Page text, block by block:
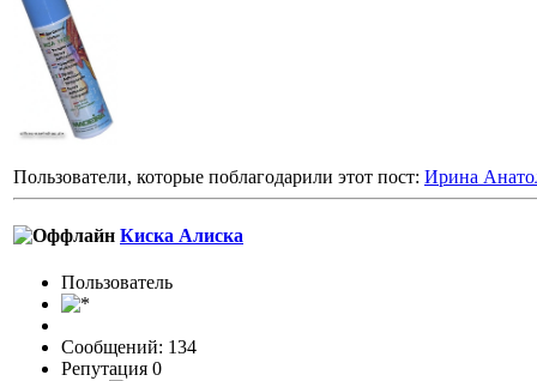
Пользователи, которые поблагодарили этот пост: Ирина
Киска Алиска
Пользовaтeль
Сообщений: 134
Репутация 0